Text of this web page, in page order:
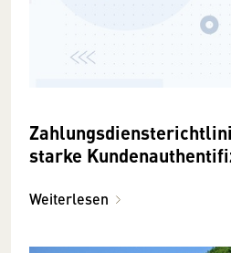
starke
Weiterlesen